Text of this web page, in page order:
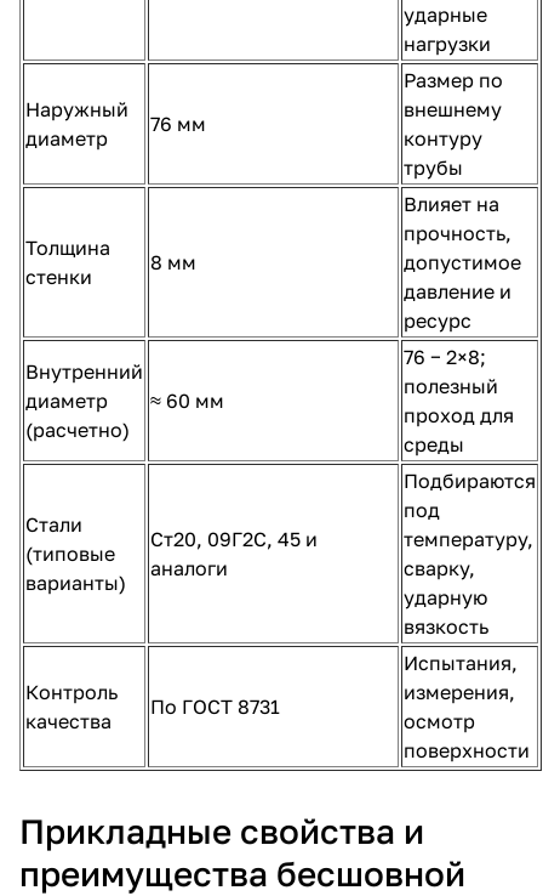
ударные
нагрузки
Наружный
диаметр
76 мм
Размер по
внешнему
контуру
трубы
Толщина
стенки
8 мм
Влияет на
прочность,
допустимое
давление и
ресурс
Внутренний
диаметр
(расчетно)
≈ 60 мм
76 − 2×8;
полезный
проход для
среды
Стали
(типовые
варианты)
Ст20, 09Г2С, 45 и
аналоги
Подбираются
под
температуру,
сварку,
ударную
вязкость
Контроль
качества
По ГОСТ 8731
Испытания,
измерения,
осмотр
поверхности
Прикладные свойства и
преимущества бесшовной